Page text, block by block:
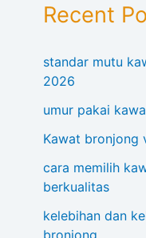
Recent
standar mutu
2026
umur pakai
Kawat bronjong
cara memilih
berkualitas
kelebihan dan